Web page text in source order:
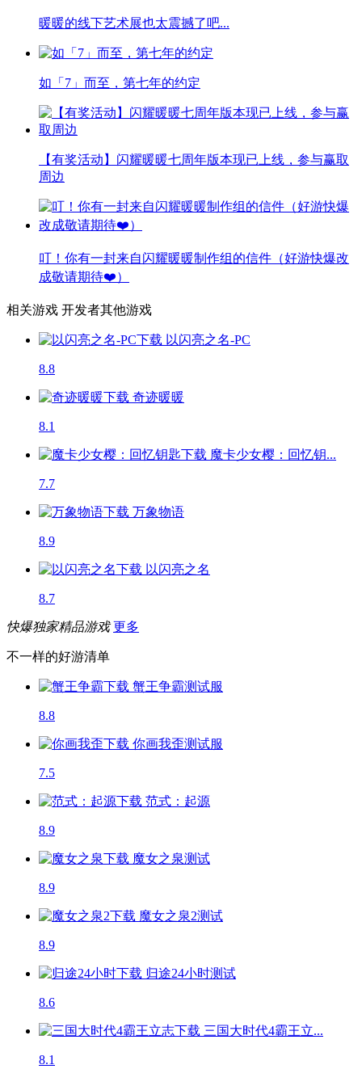
暖暖的线下艺术展也太震撼了吧...
如「7」而至，第七年的约定
【有奖活动】闪耀暖暖七周年版本现已上线，参与赢取
周边
叮！你有一封来自闪耀暖暖制作组的信件（好游快爆改
成敬请期待❤️）
相关游戏 开发者其他游戏
以闪亮之名-PC
8.8
奇迹暖暖
8.1
魔卡少女樱：回忆钥...
7.7
万象物语
8.9
以闪亮之名
8.7
快爆独家精品游戏 更多
不一样的好游清单
蟹王争霸测试服
8.8
你画我歪测试服
7.5
范式：起源
8.9
魔女之泉测试
8.9
魔女之泉2测试
8.9
归途24小时测试
8.6
三国大时代4霸王立...
8.1